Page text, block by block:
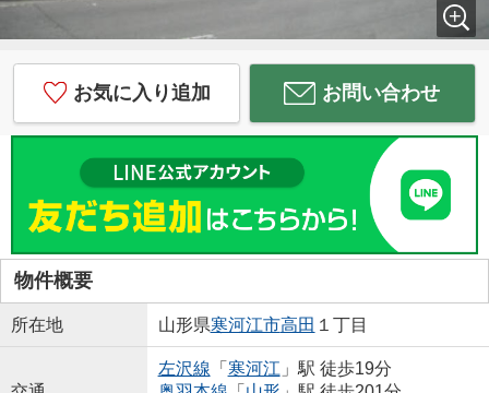
お気に入り追加 お問い合わせ
物件概要
所在地 山形県寒河江市高田 １丁目
左沢線 「 寒河江 」駅 徒歩19分